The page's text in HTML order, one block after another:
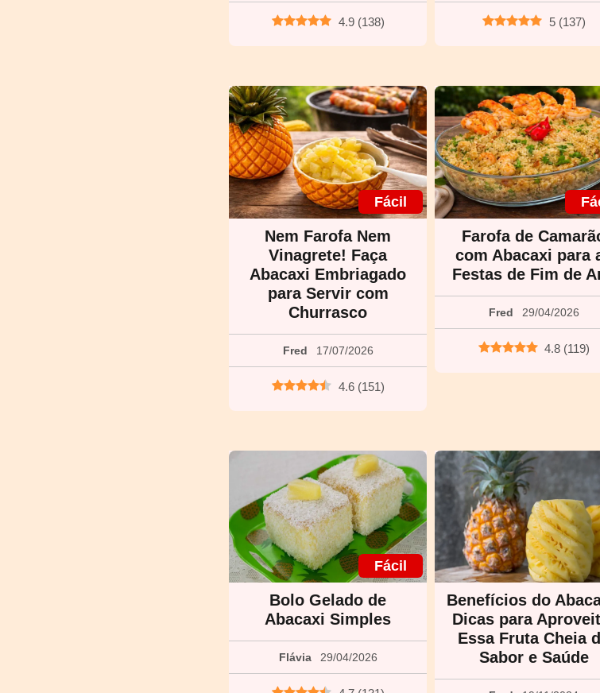
4.9 (138) 5 (137)
Fácil
Nem Farofa Nem
Vinagrete! Faça
Abacaxi Embriagado
para Servir com
Churrasco
Fred 17/07/2026
4.6 (151)
Farofa de
com Abacaxi para
Festas de Fim de
Fred 29/04/2026
4.8 (119)
Fácil
Bolo Gelado de
Abacaxi Simples
Flávia 29/04/2026
Benefícios do
Dicas para
Essa Fruta Cheia
Sabor e Saúde